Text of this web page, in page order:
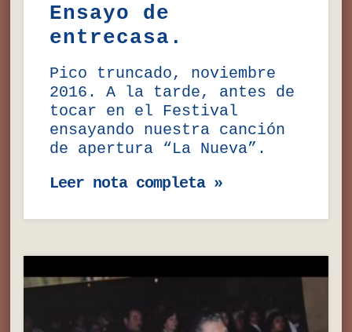
Ensayo de
entrecasa.
Pico truncado, noviembre
2016. A la tarde, antes de
tocar en el Festival
ensayando nuestra canción
de apertura “La Nueva”.
Leer nota completa »